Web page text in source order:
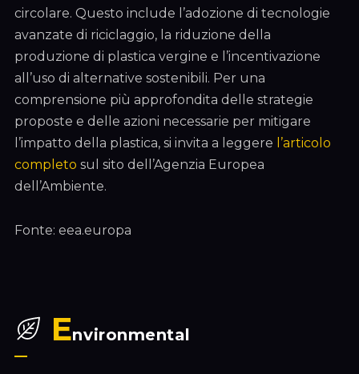
circolare. Questo include l’adozione di tecnologie
avanzate di riciclaggio, la riduzione della
produzione di plastica vergine e l’incentivazione
all’uso di alternative sostenibili. Per una
comprensione più approfondita delle strategie
proposte e delle azioni necessarie per mitigare
l’impatto della plastica, si invita a leggere l’articolo
completo sul sito dell’Agenzia Europea
dell’Ambiente.
Fonte: eea.europa
Environmental